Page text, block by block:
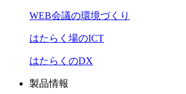
WEB会議の環境づくり
はたらく場のICT
はたらくのDX
製品情報